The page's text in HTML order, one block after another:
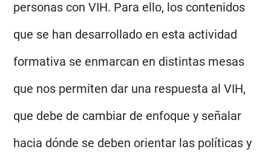
personas con VIH. Para ello, los contenidos
que se han desarrollado en esta actividad
formativa se enmarcan en distintas mesas
que nos permiten dar una respuesta al VIH,
que debe de cambiar de enfoque y señalar
hacia dónde se deben orientar las políticas y